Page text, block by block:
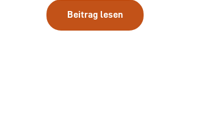
Beitrag lesen